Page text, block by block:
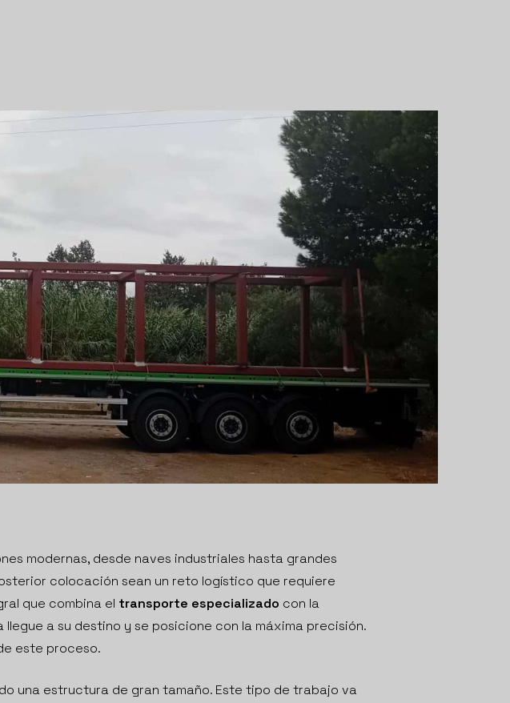
modernas, desde naves industriales hasta grandes
colocación sean un reto logístico que requiere
que combina el transporte especializado con la
a su destino y se posicione con la máxima precisión.
este proceso.
una estructura de gran tamaño. Este tipo de trabajo va